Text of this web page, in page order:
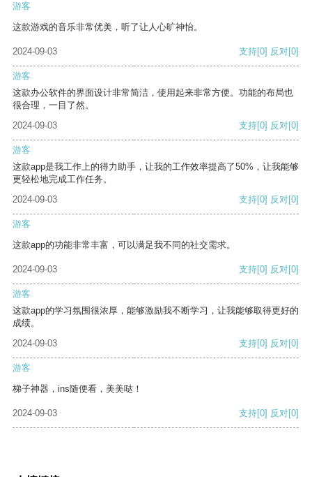
游客
这款游戏的音乐非常优美，听了让人心旷神怡。
2024-09-03 支持[0] 反对[0]
游客
这款办公软件的界面设计非常简洁，使用起来非常方便。功能的布局也
很合理，一目了然。
2024-09-03
支持[0] 反对[0]
游客
这款app是我工作上的得力助手，让我的工作效率提高了50%，让我能够
更轻松地完成工作任务。
2024-09-03
支持[0] 反对[0]
游客
这款app的功能非常丰富，可以满足我不同的社交需求。
2024-09-03 支持[0] 反对[0]
游客
这款app的学习氛围很浓厚，能够激励我不断学习，让我能够取得更好的
成绩。
2024-09-03
支持[0] 反对[0]
游客
梯子神器，ins随便看，美美哒！
2024-09-03 支持[0] 反对[0]